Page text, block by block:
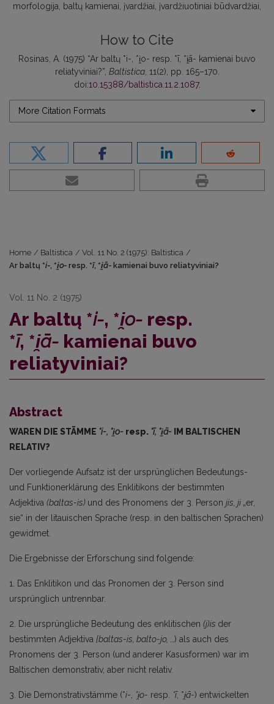
morfologija baltų kamienai įvardžiai įvardžiuotiniai būdvardžiai
How to Cite
Rosinas, A. (1975) “Ar baltų *i-, *i̯o- resp. *ī, *i̯ā- kamienai buvo
reliatyviniai?”, Baltistica, 11(2), pp. 165–170.
doi:10.15388/baltistica.11.2.1087.
More Citation Formats
Home / Baltistica / Vol. 11 No. 2 (1975): Baltistica /
Ar baltų *i-, *i̯o- resp. *ī, *i̯ā- kamienai buvo reliatyviniai?
Vol. 11 No. 2 (1975)
Ar baltų *i-, *i̯o- resp.
*ī, *i̯ā- kamienai buvo
reliatyviniai?
Abstract
WAREN DIE STÄMME *i-, *i̯o- resp. *ī, *i̯ā- IM BALTISCHEN
RELATIV?
Der vorliegende Aufsatz ist der ursprünglichen Bedeutungs-
und Funktionerklärung des Enklitikons der bestimmten
Adjektiva (baltas-is) und des Pronomens der 3. Person jis, ji „er,
sie“ in der litauischen Sprache (resp. in den baltischen Sprachen)
gewidmet.
Die Ergebnisse der Erforschung sind folgende:
1. Das Enklitikon und das Pronomen der 3. Person sind
ursprünglich untrennbar.
2. Die ursprüngliche Bedeutung des enklitischen (j)is der
bestimmten Adjektiva {baltas-is, balto-jo,
…) als auch des
Pronomens der 3. Person (und anderer Kasusformen) war im
Baltischen demonstrativ, aber nicht relativ.
3. Die Demonstrativstämme (*i-, *i̯o- resp. *ī, *i̯ā-) entwickelten